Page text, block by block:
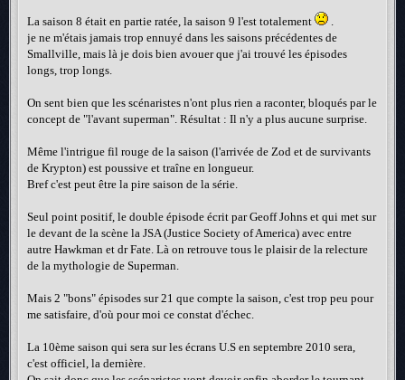
La saison 8 était en partie ratée, la saison 9 l'est totalement
je ne m'étais jamais trop ennuyé dans les saisons précédentes de
Smallville, mais là je dois bien avouer que j'ai trouvé les épisodes
longs, trop longs.
On sent bien que les scénaristes n'ont plus rien a raconter, bloqués par le
concept de "l'avant superman". Résultat : Il n'y a plus aucune surprise.
Même l'intrigue fil rouge de la saison (l'arrivée de Zod et de survivants
de Krypton) est poussive et traîne en longueur.
Bref c'est peut être la pire saison de la série.
Seul point positif, le double épisode écrit par Geoff Johns et qui met sur
le devant de la scène la JSA (Justice Society of America) avec entre
autre Hawkman et dr Fate. Là on retrouve tous le plaisir de la relecture
de la mythologie de Superman.
Mais 2 "bons" épisodes sur 21 que compte la saison, c'est trop peu pour
me satisfaire, d'où pour moi ce constat d'échec.
La 10ème saison qui sera sur les écrans U.S en septembre 2010 sera,
c'est officiel, la dernière.